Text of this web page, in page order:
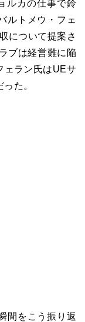
ルカの仕事で鈴
ルトメウ・フェ
について提案さ
ブは経営難に陥
ェラン氏はUEサ
た。
間をこう振り返